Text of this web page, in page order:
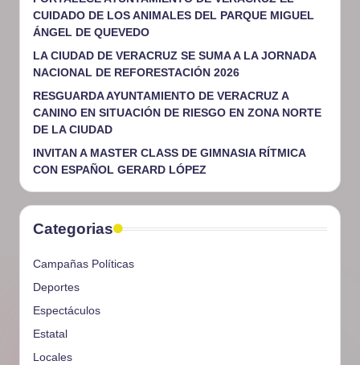
CUIDADO DE LOS ANIMALES DEL PARQUE MIGUEL
ÁNGEL DE QUEVEDO
LA CIUDAD DE VERACRUZ SE SUMA A LA JORNADA
NACIONAL DE REFORESTACIÓN 2026
RESGUARDA AYUNTAMIENTO DE VERACRUZ A
CANINO EN SITUACIÓN DE RIESGO EN ZONA NORTE
DE LA CIUDAD
INVITAN A MASTER CLASS DE GIMNASIA RÍTMICA
CON ESPAÑOL GERARD LÓPEZ
Categorias
Campañas Políticas
Deportes
Espectáculos
Estatal
Locales